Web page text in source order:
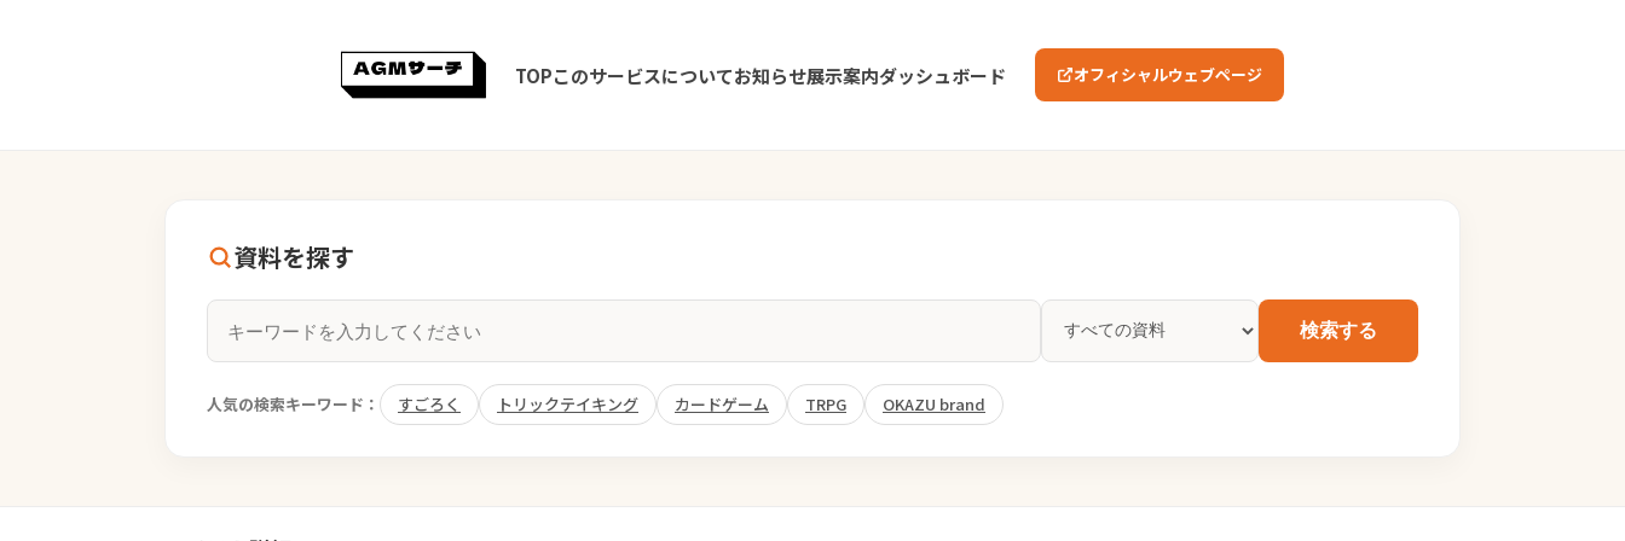
TOPこのサービスについてお知らせ展示案内ダッシュボード オフィシャルウェブページ
資料を探す
検索する
人気の検索キーワード： すごろく トリックテイキング カードゲーム TRPG OKAZU brand